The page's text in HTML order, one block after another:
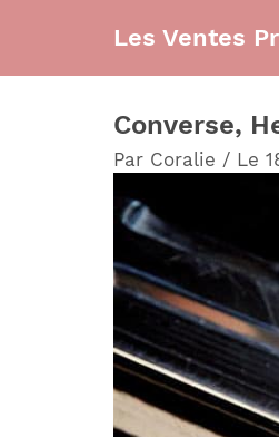
Les Ventes
Converse,
Par Coralie / Le